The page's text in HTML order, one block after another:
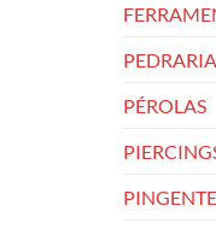
PÉROLAS